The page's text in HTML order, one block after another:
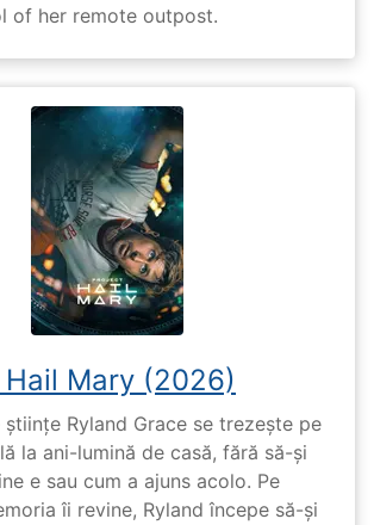
of her remote outpost.
Mary (2026)
Ryland Grace se trezește pe
la ani-lumină de casă, fără să-și
e sau cum a ajuns acolo. Pe
îi revine, Ryland începe să-și